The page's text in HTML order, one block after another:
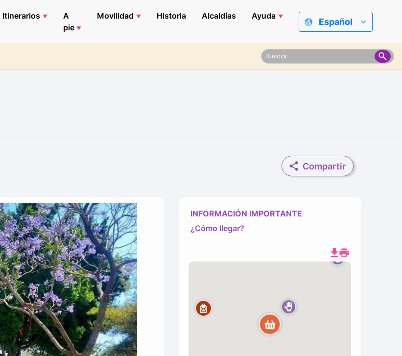
Itinerarios
A
pie
Movilidad Historia Alcaldías Ayuda
Español
Compartir
INFORMACIÓN IMPORTANTE
¿Cómo llegar?